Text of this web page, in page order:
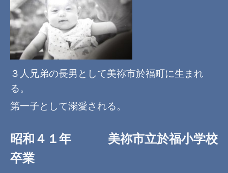
３人兄弟の長男として美祢市於福町に生まれ
る。
第一子として溺愛される。
昭和４１年 美祢市立於福小学校
卒業